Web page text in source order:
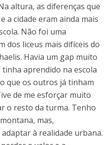
altura, as diferenças que
a cidade eram ainda mais
Não foi uma
dos liceus mais difíceis do
Havia um gap muito
aprendido na escola
que os outros já tinham
de me esforçar muito
o resto da turma. Tenho
mas,
à realidade urbana.